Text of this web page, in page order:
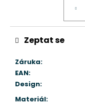
Záruka:
EAN:
Design:
Materiál:
Zeptat se